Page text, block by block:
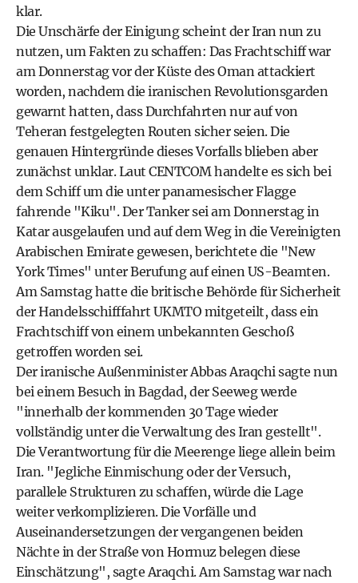
klar.
Die Unschärfe der Einigung scheint der Iran nun zu
nutzen, um Fakten zu schaffen: Das Frachtschiff war
am Donnerstag vor der Küste des Oman attackiert
worden, nachdem die iranischen Revolutionsgarden
gewarnt hatten, dass Durchfahrten nur auf von
Teheran festgelegten Routen sicher seien. Die
genauen Hintergründe dieses Vorfalls blieben aber
zunächst unklar. Laut CENTCOM handelte es sich bei
dem Schiff um die unter panamesischer Flagge
fahrende "Kiku". Der Tanker sei am Donnerstag in
Katar ausgelaufen und auf dem Weg in die Vereinigten
Arabischen Emirate gewesen, berichtete die "New
York Times" unter Berufung auf einen US-Beamten.
Am Samstag hatte die britische Behörde für Sicherheit
der Handelsschifffahrt UKMTO mitgeteilt, dass ein
Frachtschiff von einem unbekannten Geschoß
getroffen worden sei.
Der iranische Außenminister Abbas Araqchi sagte nun
bei einem Besuch in Bagdad, der Seeweg werde
"innerhalb der kommenden 30 Tage wieder
vollständig unter die Verwaltung des Iran gestellt".
Die Verantwortung für die Meerenge liege allein beim
Iran. "Jegliche Einmischung oder der Versuch,
parallele Strukturen zu schaffen, würde die Lage
weiter verkomplizieren. Die Vorfälle und
Auseinandersetzungen der vergangenen beiden
Nächte in der Straße von Hormuz belegen diese
Einschätzung", sagte Araqchi. Am Samstag war nach